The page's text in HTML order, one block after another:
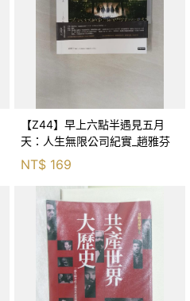
【Z44】早上六點半遇見五月
天：人生無限公司紀實_趙雅芬
NT$ 169